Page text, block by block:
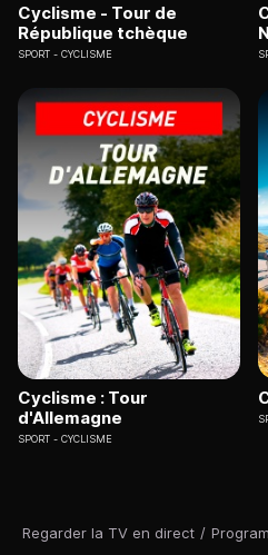
Regarder la TV en direct /
Cyclisme - Tour de
République tchèque
SPORT CYCLISME
Cyclisme : Tour
d'Allemagne
SPORT CYCLISME